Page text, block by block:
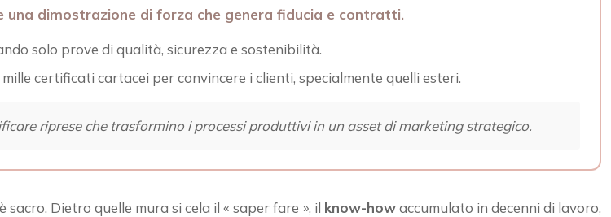
dimostrazione di forza che genera fiducia e contratti.
solo prove di qualità, sicurezza e sostenibilità.
certificati cartacei per convincere i clienti, specialmente quelli esteri.
riprese che trasformino i processi produttivi in un asset di marketing strategico.
Dietro quelle mura si cela il « saper fare », il know-howaccumulato in decenni di lavoro,